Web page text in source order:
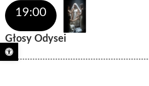
Otwórz pasek narzędzi
19:00
Głosy Odysei